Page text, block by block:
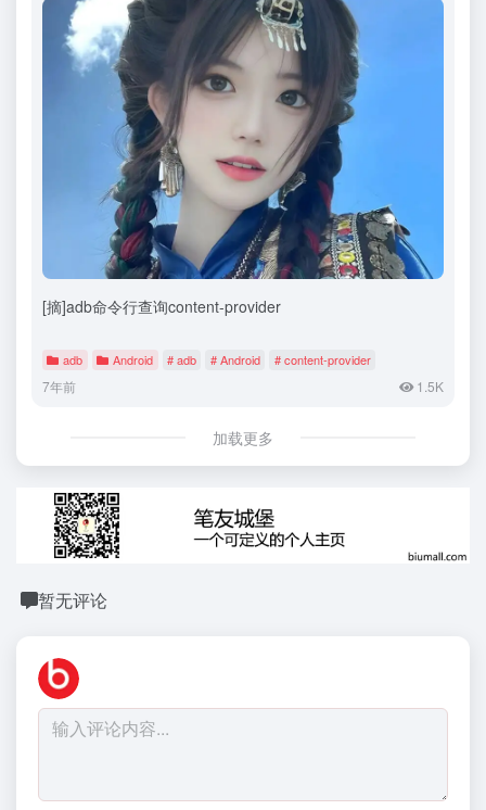
[摘]adb命令行查询content-provider
adb Android # adb # Android # content-provider
7年前 1.5K
加载更多
暂无评论